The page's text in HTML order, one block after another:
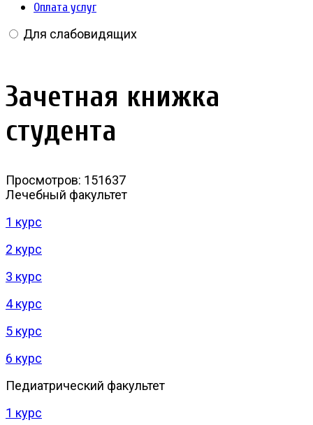
Оплата услуг
Для слабовидящих
Зачетная книжка
студента
Просмотров: 151637
Лечебный факультет
1 курс
2 курс
3 курс
4 курс
5 курс
6 курс
Педиатрический факультет
1 курс